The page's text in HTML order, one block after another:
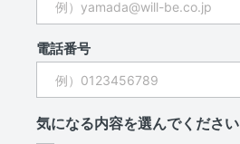
電話番号
気になる内容を選んでください